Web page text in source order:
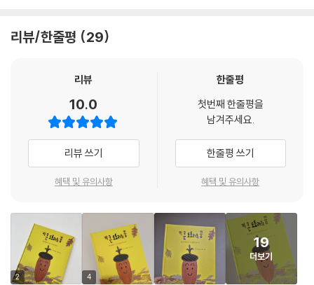
구르려 애썼지만, 길쭉한 생김새 때문에 좀처럼 잘 굴러가지 못했거든요.
어요. 멧돼지 콧구멍에 쏙 박히는 황당한 일까지 겪었지요. 그래도 키 큰 도
토리는 포기하지 않았어요. 구르고 또 구르며 조금씩 앞으로 나아갔어요.
그러나 키 큰 도토리는 또다시 위기에 빠지고 말아요. 우연히 마주친 다람
쥐가 키 큰 도토리를 입속에 홀랑 넣어 버렸거든요. 과연 키 큰 도토리는 이
위기를 극복하고 꿈을 향한 모험을 무사히 마칠 수 있을까요?
나만의 속도로 나아가는 모든 ‘키 큰 도토리’들을 위하여
『키 큰 도토리의 꿈』은 토끼와 사슴, 멧돼지 등 숲속 동물들을 만나는 상황
이 꼬리에 꼬리를 물고 이어져, 어린이 독자들이 자연스럽게 이야기 속으
로 빠져들게 만들어요. 더불어 배익천 작가가 정성껏 빚어낸 리듬감 있는
리뷰/한줄평 29
리뷰
10.0
리뷰 쓰기
혜택 및 유의사항
한줄평
첫번째 한줄평을
남겨주세요.
한줄평 쓰기
혜택 및 유의사항
2 4
19
더보기